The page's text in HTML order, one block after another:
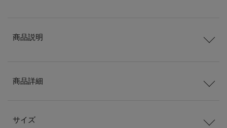
商品説明
商品詳細
サイズ